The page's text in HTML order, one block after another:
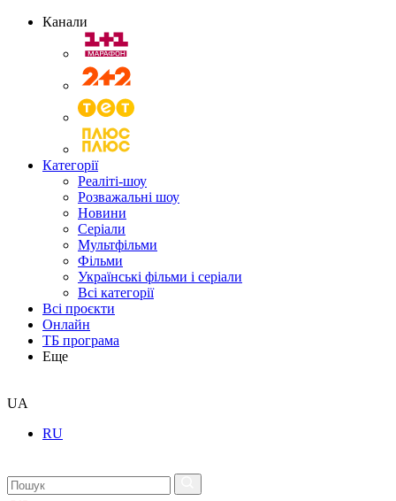
Канали
Категорії
Реаліті-шоу
Розважальні шоу
Новини
Серіали
Мультфільми
Фільми
Українські фільми і серіали
Всі категорії
Всі проєкти
Онлайн
ТБ програма
Еще
UA
RU